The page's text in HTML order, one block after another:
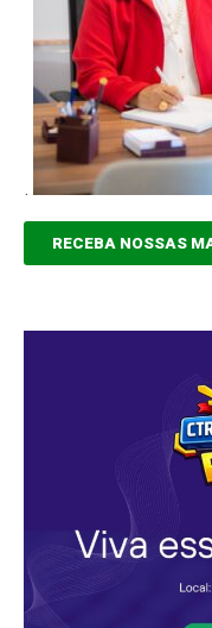
.
RECEBA NOSSAS